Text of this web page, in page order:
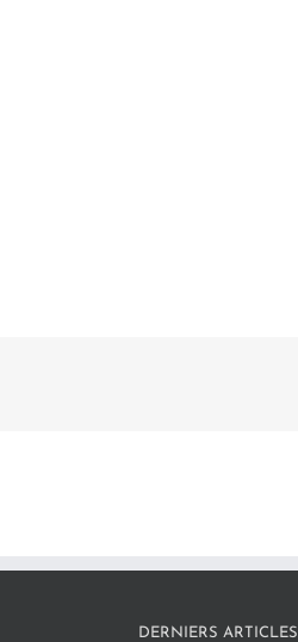
DERNIERS ARTICLES